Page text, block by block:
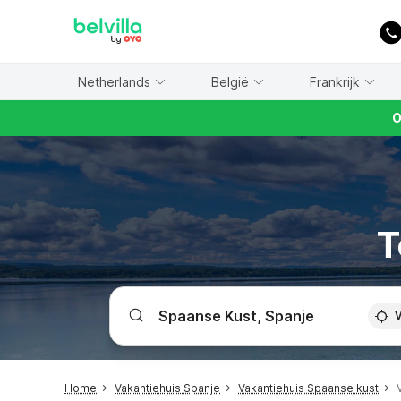
Netherlands België Frankrijk
Home Vakantiehuis Spanje Vakantiehuis Spaanse kust